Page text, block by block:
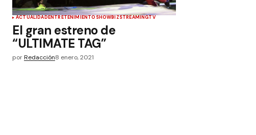
ACTUALIDADENTRETENIMIENTOSHOWBIZSTREAMINGTV
El gran estreno de
“ULTIMATE TAG”
porRedacción8 enero, 2021